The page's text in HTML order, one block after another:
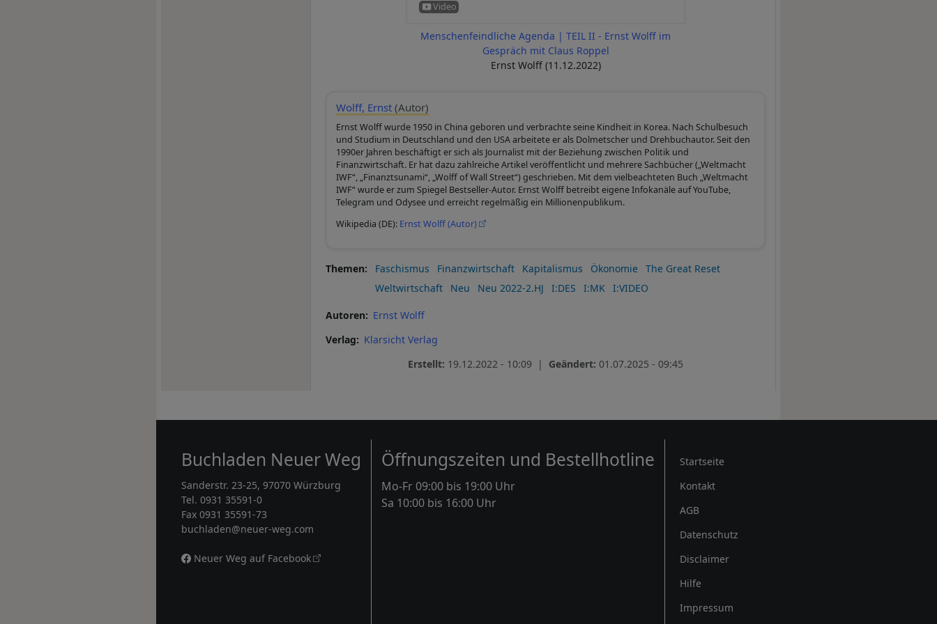
Menschenfeindliche Agenda | TEIL II - Ernst Wolff im
Gespräch mit Claus Roppel
Ernst Wolff (11.12.2022)
Wolff, Ernst (Autor)
Ernst Wolff wurde 1950 in China geboren und verbrachte seine Kindheit in Korea. Nach Schulbesuch
und Studium in Deutschland und den USA arbeitete er als Dolmetscher und Drehbuchautor. Seit den
1990er Jahren beschäftigt er sich als Journalist mit der Beziehung zwischen Politik und
Finanzwirtschaft. Er hat dazu zahlreiche Artikel veröffentlicht und mehrere Sachbücher („Weltmacht
IWF“, „Finanztsunami“, „Wolff of Wall Street“) geschrieben. Mit dem vielbeachteten Buch „Weltmacht
IWF“ wurde er zum Spiegel Bestseller-Autor. Ernst Wolff betreibt eigene Infokanäle auf YouTube,
Telegram und Odysee und erreicht regelmäßig ein Millionenpublikum.
Wikipedia (DE): Ernst Wolff (Autor)
Themen Faschismus Finanzwirtschaft Kapitalismus Ökonomie
The Great Reset
Weltwirtschaft
Neu Neu 2022-2.HJ I:DES I:MK I:VIDEO
Autoren
Ernst Wolff
Verlag
Klarsicht Verlag
Erstellt: 19.12.2022 - 10:09 | Geändert: 01.07.2025 - 09:45
Buchladen Neuer Weg
Sanderstr. 23-25, 97070 Würzburg
Tel. 0931 35591-0
Fax 0931 35591-73
buchladen@neuer-weg.com
Neuer Weg auf Facebook
Öffnungszeiten und Bestellhotline
Mo-Fr 09:00 bis 19:00 Uhr
Sa 10:00 bis 16:00 Uhr
Rechtliches
Startseite
Kontakt
AGB
Datenschutz
Disclaimer
Hilfe
Impressum